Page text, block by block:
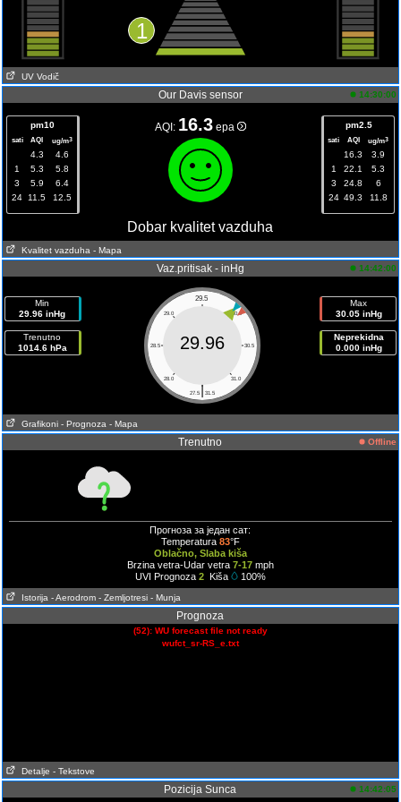
1
UV Vodič
Our Davis sensor 14:30:00
pm10
sati AQI ug/m3
4.3
4.6
1
5.3
5.8
3
5.9
6.4
24
11.5 12.5
AQI: 16.3 epa pm2.5
sati AQI ug/m3
16.3
3.9
1
22.1
5.3
3
24.8
6
24 49.3 11.8
Dobar kvalitet vazduha
Kvalitet vazduha - Mapa
Vaz.pritisak - inHg 14:42:00
Min
29.96 inHg
Trenutno
1014.6 hPa
29.5
29.0 30.0
28.5 30.5
28.0 31.0
|
27.5 31.5
29.96
Max
30.05 inHg
Neprekidna
0.000 inHg
Grafikoni - Prognoza - Mapa
Trenutno Offline
Прогноза за један сат:
Temperatura 83°F
Oblačno, Slaba kiša
Brzina vetra-Udar vetra 7-17mph
UVI Prognoza 2Kiša 100%
Istorija - Aerodrom - Zemljotresi - Munja
Prognoza
(52): WU forecast file not ready
wufct_sr-RS_e.txt
Detalje - Tekstove
Pozicija Sunca 14:42:05